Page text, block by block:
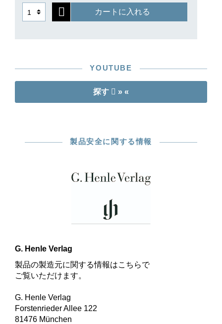
カートに入れる
YOUTUBE
探す » «
製品安全に関する情報
G. Henle Verlag
製品の製造元に関する情報はこちらで
ご覧いただけます。
G. Henle Verlag
Forstenrieder Allee 122
81476 München